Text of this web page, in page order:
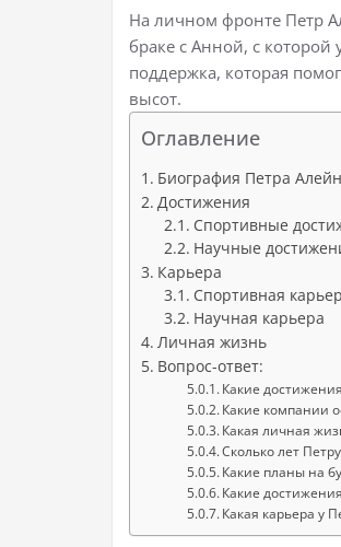
На личном фронте Петр
браке с Анной, с которой
поддержка, которая
высот.
Оглавление
Биография Петра
Достижения
Спортивные
Научные
Карьера
Спортивная
Научная карьера
Личная жизнь
Вопрос-ответ:
Какие
Какие компании
Какая личная
Сколько лет
Какие планы на
Какие
Какая карьера у